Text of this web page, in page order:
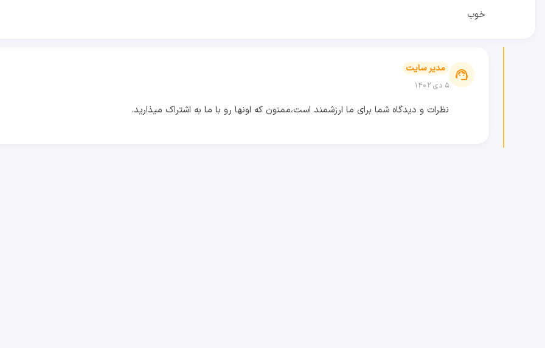
خوب
support_agent مدیر سایت
۵ دی ۱۴۰۲
نظرات و دیدگاه شما برای ما ارزشمند است،ممنون که اونها رو با ما به اشتراک میذارید.